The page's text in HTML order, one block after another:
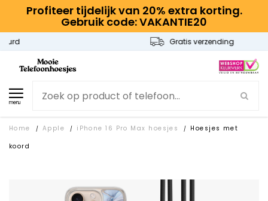
Profiteer tijdelijk van 20% extra korting.
Gebruik code: VAKANTIE20
Gratis verzending
menu
Home / Apple / iPhone 16 Pro Max hoesjes /
Hoesjes met
koord